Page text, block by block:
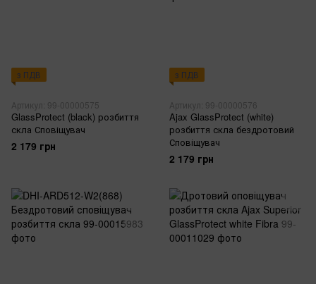
з ПДВ
Артикул: 99-00000575
GlassProtect (black) розбиття
скла Сповіщувач
2 179 грн
з ПДВ
Артикул: 99-00000576
Ajax GlassProtect (white)
розбиття скла бездротовий
Сповіщувач
2 179 грн